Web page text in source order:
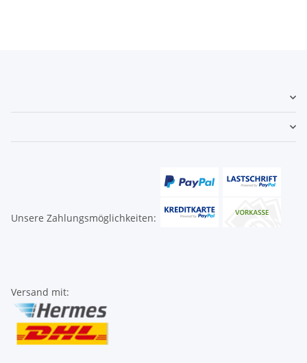
Unsere Zahlungsmöglichkeiten:
Versand mit: